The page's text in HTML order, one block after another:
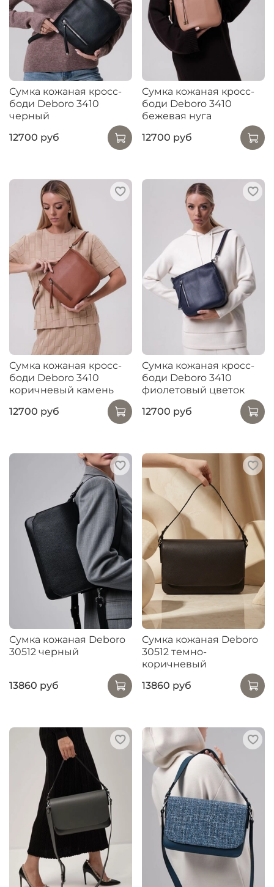
Сумка кожаная кросс-
боди Deboro 3410
черный
12700 руб
Сумка кожаная кросс-
боди Deboro 3410
бежевая нуга
12700 руб
Сумка кожаная кросс-
боди Deboro 3410
коричневый камень
12700 руб
Сумка кожаная кросс-
боди Deboro 3410
фиолетовый цветок
12700 руб
Сумка кожаная Deboro
30512 черный
13860 руб
Сумка кожаная Deboro
30512 темно-
коричневый
13860 руб